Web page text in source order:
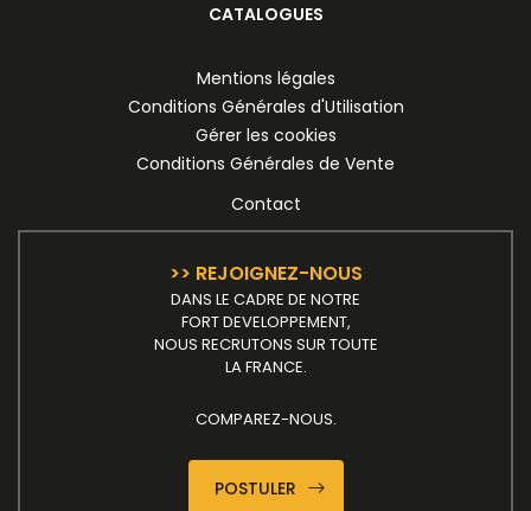
CATALOGUES
Mentions légales
Conditions Générales d'Utilisation
Gérer les cookies
Conditions Générales de Vente
Contact
>> REJOIGNEZ-NOUS
DANS LE CADRE DE NOTRE
FORT DEVELOPPEMENT,
NOUS RECRUTONS SUR TOUTE
LA FRANCE.
COMPAREZ-NOUS.
POSTULER